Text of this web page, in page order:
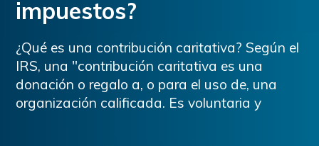
impuestos?
¿Qué es una contribución caritativa? Según el
IRS, una "contribución caritativa es una
donación o regalo a, o para el uso de, una
organización calificada. Es voluntaria y